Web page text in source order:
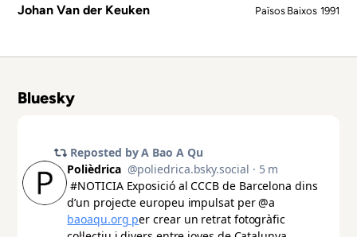
Johan Van der Keuken Països Baixos 1991
Bluesky